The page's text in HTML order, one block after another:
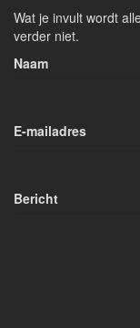
Wat je invult wordt
verder niet.
Naam
E-mailadres
Bericht